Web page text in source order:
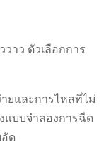
าว ตัวเลือกการ
ยและการไหลที่ไม่
แบบจำลองการฉีด
ด